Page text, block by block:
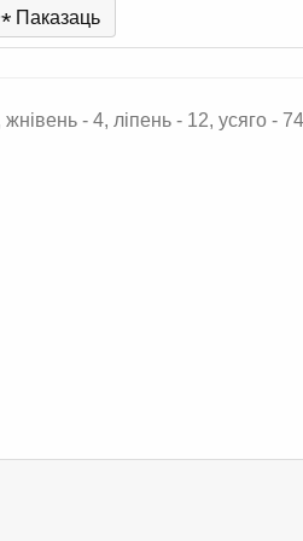
* Паказаць
- 4, ліпень - 12, усяго -